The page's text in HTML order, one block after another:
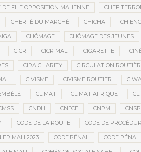
DE FILE OPPOSITION MALIENNE CHEF
CHERTÉ DU MARCHÉ CHICHA
CHÔMAGE CHÔMAGE DES JEUNES
CICR CICR MALI CIGARETTE
CIRA CHARITY CIRCULATION
CIVISME CIVISME ROUTIER
CLIMAT CLIMAT AFRIQUE
CNDH CNECE CNPM CNSP
CODE DE LA ROUTE CODE DE
MALI 2023 CODE PÉNAL CODE PÉNAL